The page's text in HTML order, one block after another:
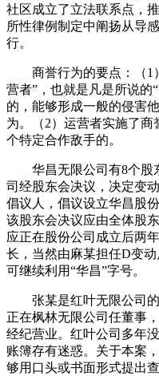
社区成立了立法联系点，
所性律例制定中阐扬从导
行。
商誉行为的要点：（1
营者”，也就是凡是所说的
的，能够形成一般的侵害
为。（2）运营者实施了
个特定合作敌手的。
华昌无限公司有8个股
司经股东会决议，决定变
倡议人，倡议设立华昌股
该股东会决议应由全体股
应正在股份公司成立后两
长，当然由麻某担任D变
可继续利用“华昌”字号。
张某是红叶无限公司的
正在枫林无限公司任董事
经纪营业。红叶公司多年
账簿存有迷惑。关于本案
够用口头或书面形式提出